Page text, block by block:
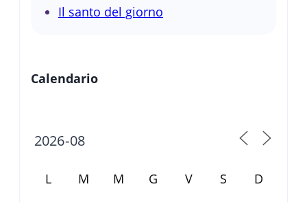
Il santo del giorno
Calendario
L M M G V S D